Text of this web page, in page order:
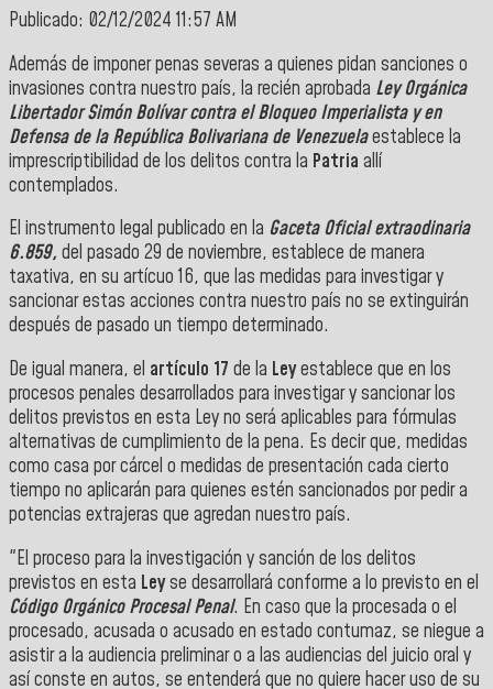
Publicado: 02/12/2024 11:57 AM
Además de imponer penas severas a quienes pidan sanciones o
invasiones contra nuestro país, la recién aprobada Ley Orgánica
Libertador Simón Bolívar contra el Bloqueo Imperialista y en
Defensa de la República Bolivariana de Venezuelaestablece la
imprescriptibilidad de los delitos contra la Patria allí
contemplados.
El instrumento legal publicado en la Gaceta Oficial extraodinaria
6.859, del pasado 29 de noviembre, establece de manera
taxativa, en su artícuo 16, que las medidas para investigar y
sancionar estas acciones contra nuestro país no se extinguirán
después de pasado un tiempo determinado.
De igual manera, el artículo 17 de la Leyestablece que en los
procesos penales desarrollados para investigar y sancionar los
delitos previstos en esta Ley no será aplicables para fórmulas
alternativas de cumplimiento de la pena. Es decir que, medidas
como casa por cárcel o medidas de presentación cada cierto
tiempo no aplicarán para quienes estén sancionados por pedir a
potencias extrajeras que agredan nuestro país.
"El proceso para la investigación y sanción de los delitos
previstos en esta Leyse desarrollará conforme a lo previsto en el
Código Orgánico Procesal Penal. En caso que la procesada o el
procesado, acusada o acusado en estado contumaz, se niegue a
asistir a la audiencia preliminar o a las audiencias del juicio oral y
así conste en autos, se entenderá que no quiere hacer uso de su